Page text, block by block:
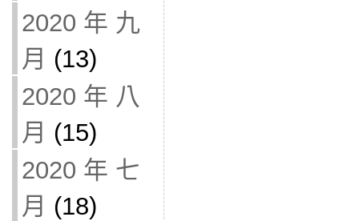
2020 年 九
月 (13)
2020 年 八
月 (15)
2020 年 七
月 (18)